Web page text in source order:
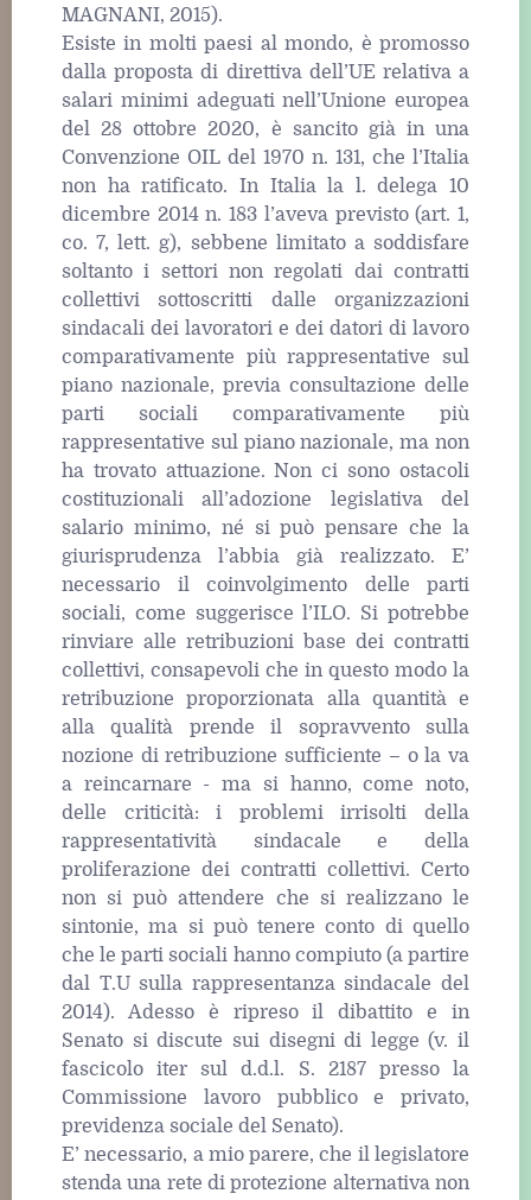
MAGNANI, 2015).
Esiste in molti paesi al mondo, è promosso
dalla proposta di direttiva dell’UE relativa a
salari minimi adeguati nell’Unione europea
del 28 ottobre 2020, è sancito già in una
Convenzione OIL del 1970 n. 131, che l’Italia
non ha ratificato. In Italia la l. delega 10
dicembre 2014 n. 183 l’aveva previsto (art. 1,
co. 7, lett. g), sebbene limitato a soddisfare
soltanto i settori non regolati dai contratti
collettivi sottoscritti dalle organizzazioni
sindacali dei lavoratori e dei datori di lavoro
comparativamente più rappresentative sul
piano nazionale, previa consultazione delle
parti sociali comparativamente più
rappresentative sul piano nazionale, ma non
ha trovato attuazione. Non ci sono ostacoli
costituzionali all’adozione legislativa del
salario minimo, né si può pensare che la
giurisprudenza l’abbia già realizzato. E’
necessario il coinvolgimento delle parti
sociali, come suggerisce l’ILO. Si potrebbe
rinviare alle retribuzioni base dei contratti
collettivi, consapevoli che in questo modo la
retribuzione proporzionata alla quantità e
alla qualità prende il sopravvento sulla
nozione di retribuzione sufficiente – o la va
a reincarnare - ma si hanno, come noto,
delle criticità: i problemi irrisolti della
rappresentatività sindacale e della
proliferazione dei contratti collettivi. Certo
non si può attendere che si realizzano le
sintonie, ma si può tenere conto di quello
che le parti sociali hanno compiuto (a partire
dal T.U sulla rappresentanza sindacale del
2014). Adesso è ripreso il dibattito e in
Senato si discute sui disegni di legge (v. il
fascicolo iter sul d.d.l. S. 2187 presso la
Commissione lavoro pubblico e privato,
previdenza sociale del Senato).
E’ necessario, a mio parere, che il legislatore
stenda una rete di protezione alternativa non